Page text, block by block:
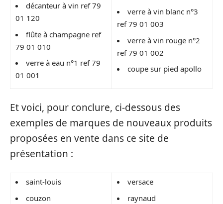
décanteur à vin ref 79
01 120
flûte à champagne ref
79 01 010
verre à eau n°1 ref 79
01 001
verre à vin blanc n°3
ref 79 01 003
verre à vin rouge n°2
ref 79 01 002
coupe sur pied apollo
Et voici, pour conclure, ci-dessous des
exemples de marques de nouveaux produits
proposées en vente dans ce site de
présentation :
saint-louis
couzon
versace
raynaud